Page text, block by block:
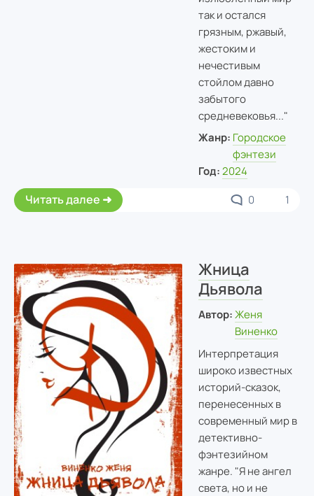
так и остался
грязным, ржавый,
жестоким и
нечестивым
стойлом давно
забытого
средневековья..."
Жанр: Городское
фэнтези
Год: 2024
Читать далее 0 1
Жница
Дьявола
Автор: Женя
Виненко
Интерпретация
широко известных
историй-сказок,
перенесенных в
современный мир в
детективно-
фэнтезийном
жанре. "Я не ангел
света, но и не